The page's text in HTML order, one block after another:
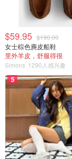
切块后，加上生
$59.95 $190.00
女士棕色麂皮船鞋
里外羊皮，舒服得很
Simons 1290人感兴趣
5